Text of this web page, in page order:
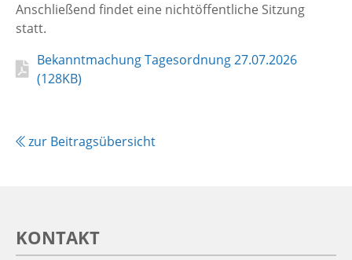
Anschließend findet eine nichtöffentliche Sitzung
statt.
PDF
Auflistung
Bekanntmachung Tagesordnung 27.07.2026
(128KB)
zur Beitragsübersicht
KONTAKT